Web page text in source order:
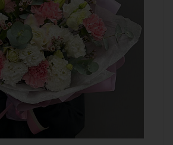
дизайнерская